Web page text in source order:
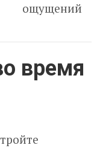
ощущений
время